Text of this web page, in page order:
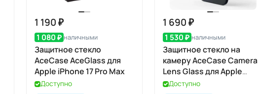
1 190 ₽
1 080 ₽ наличными
Защитное стекло
AceCase AceGlass для
Apple iPhone 17 Pro Max
Доступно
1 690 ₽
1 530 ₽ наличными
Защитное стекло на
камеру AceCase Camera
Lens Glass для Apple
iPhone 17 Air
Доступно